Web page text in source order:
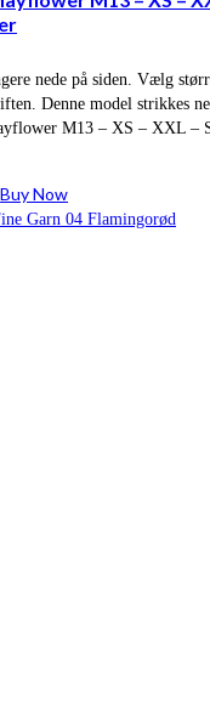
nede på siden. Vælg
Denne model strikkes
M13 – XS – XXL –
Buy Now